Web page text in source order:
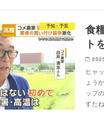
予知・予言
食
ト
ヒャ
ょう
ップ
すた